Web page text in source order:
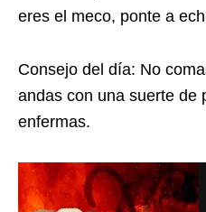
eres el meco, ponte a
Consejo del día: No
andas con una suerte de
enfermas.